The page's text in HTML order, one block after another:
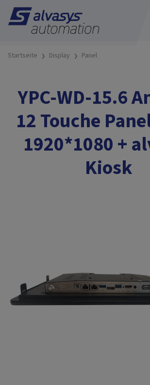
Startseite Display Panel
YPC-WD-15.6
12 Touche
1920*1080 +
Kiosk